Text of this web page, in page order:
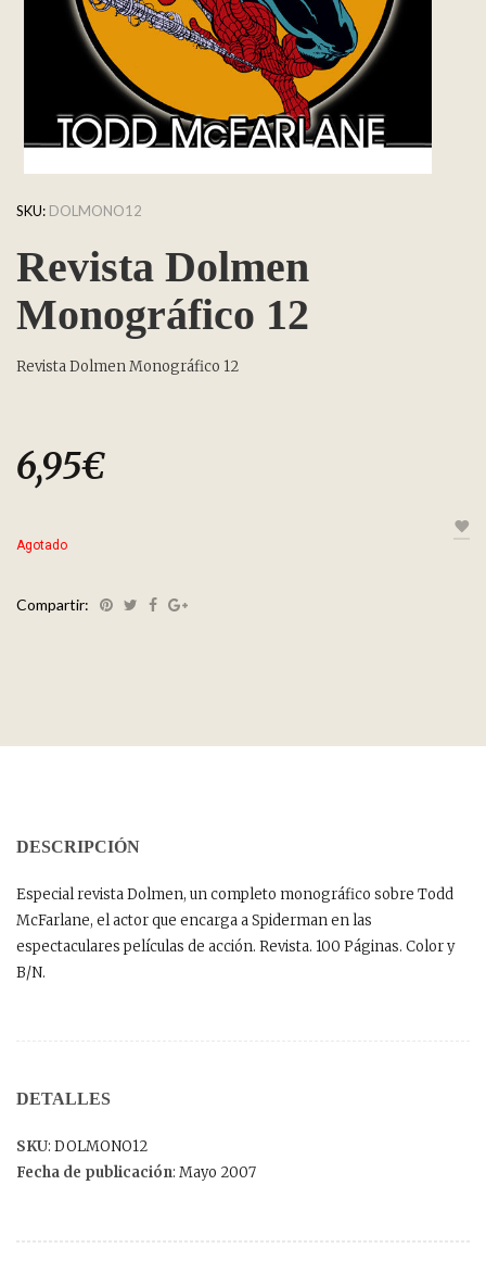
SKU: DOLMONO12
Revista Dolmen
Monográfico 12
Revista Dolmen Monográfico 12
6,95€
Agotado
Compartir:
DESCRIPCIÓN
Especial revista Dolmen, un completo monográfico sobre Todd
McFarlane, el actor que encarga a Spiderman en las
espectaculares películas de acción. Revista. 100 Páginas. Color y
B/N.
DETALLES
SKU: DOLMONO12
Fecha de publicación: Mayo 2007